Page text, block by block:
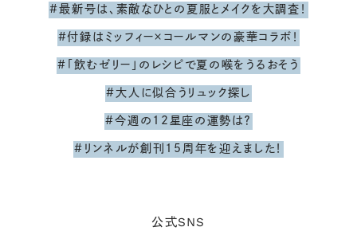
#最新号は、素敵なひとの夏服とメイクを大調査！
#付録はミッフィー×コールマンの豪華コラボ！
#「飲むゼリー」のレシピで夏の喉をうるおそう
#大人に似合うリュック探し
#今週の12星座の運勢は？
#リンネルが創刊15周年を迎えました！
公式SNS